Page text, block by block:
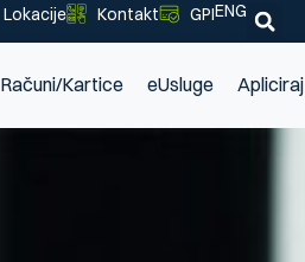
Lokacije Kontakt GPIENG
Računi/Kartice eUsluge Apliciraj